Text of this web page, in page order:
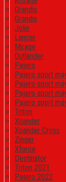
Grandis
Grandis
Jolie
Lancer
Mirage
Outlander
Pajero
Pajero sport
Pajero sport
Pajero sport
Pajero sport
Triton
Xpander
Xpander Cross
Zinger
Xforce
Destinator
Triton 2021
Pajero 2022